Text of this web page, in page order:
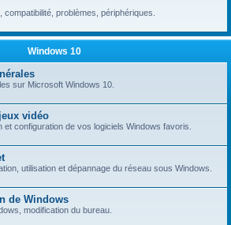
compatibilité, problèmes, périphériques.
Windows 10
sur Microsoft Windows 10.
vidéo
et configuration de vos logiciels Windows favoris.
utilisation et dépannage du réseau sous Windows.
de Windows
modification du bureau.